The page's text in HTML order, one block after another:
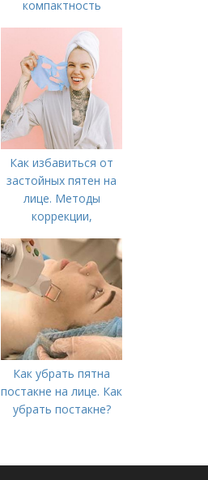
компактность
Как избавиться от
застойных пятен на
лице. Методы
коррекции,
акне и удаления
рубцов и шрамов
постакне
Как убрать пятна
постакне на лице. Как
убрать постакне?